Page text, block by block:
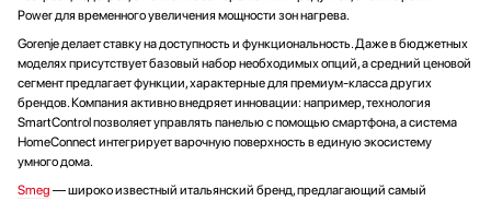
Power для временного увеличения мощности зон нагрева.
Gorenje делает ставку на доступность и функциональность. Даже в бюджетных
моделях присутствует базовый набор необходимых опций, а средний ценовой
сегмент предлагает функции, характерные для премиум-класса других
брендов. Компания активно внедряет инновации: например, технология
SmartControl позволяет управлять панелью с помощью смартфона, а система
HomeConnect интегрирует варочную поверхность в единую экосистему
умного дома.
Smeg — широко известный итальянский бренд, предлагающий самый